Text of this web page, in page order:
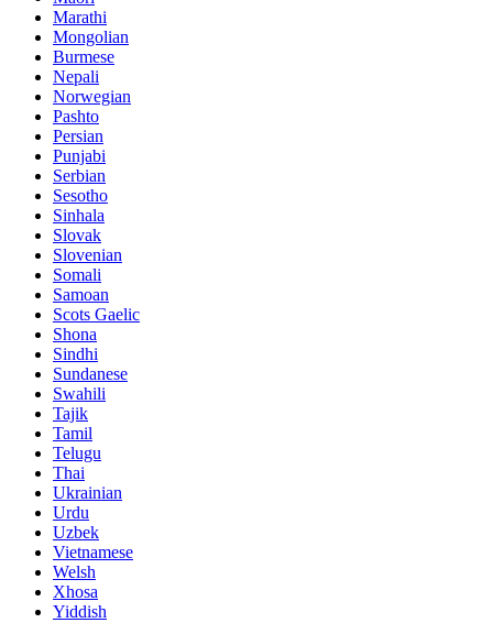
Marathi
Mongolian
Burmese
Nepali
Norwegian
Pashto
Persian
Punjabi
Serbian
Sesotho
Sinhala
Slovak
Slovenian
Somali
Samoan
Scots Gaelic
Shona
Sindhi
Sundanese
Swahili
Tajik
Tamil
Telugu
Thai
Ukrainian
Urdu
Uzbek
Vietnamese
Welsh
Xhosa
Yiddish